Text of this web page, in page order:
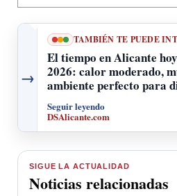
→
TAMBIÉN TE PUEDE
El tiempo en Alicante
2026: calor moderado,
ambiente perfecto para
Seguir leyendo
DSAlicante.com
SIGUE LA ACTUALIDAD
Noticias relacionadas